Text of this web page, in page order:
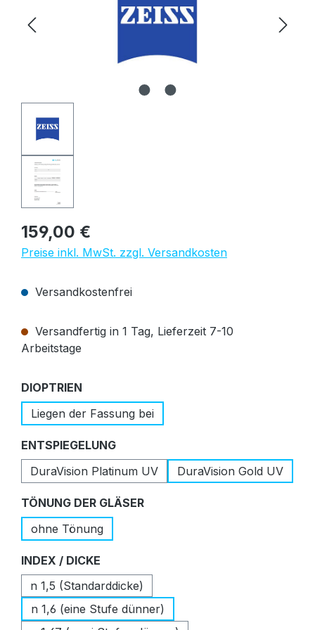
Regulärer Preis:
159,00 €
Preise inkl. MwSt. zzgl. Versandkosten
Versandkostenfrei
Versandfertig in 1 Tag, Lieferzeit 7-10
Arbeitstage
DIOPTRIEN
Liegen der Fassung bei
ENTSPIEGELUNGauswählen
DuraVision Platinum UV
DuraVision Gold UV
TÖNUNG DER GLÄSERauswählen
ohne Tönung
INDEX / DICKE
n 1,5 (Standarddicke)
n 1,6 (eine Stufe dünner)